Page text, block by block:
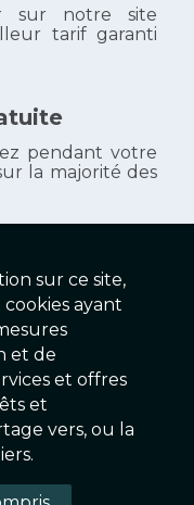
sur notre site
tarif garanti
pendant votre
la majorité des
- Serveur EX
sur ce site,
ayant
et de
et offres
et
vers, ou la